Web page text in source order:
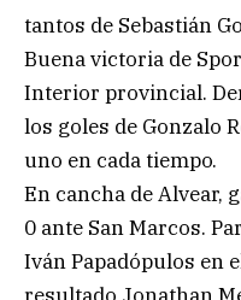
tantos de Sebastián
Buena victoria de
Interior provincial.
los goles de Gonzalo
uno en cada tiempo.
En cancha de Alvear,
0 ante San Marcos.
Iván Papadópulos en